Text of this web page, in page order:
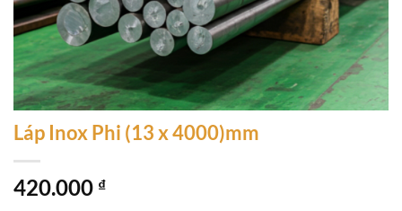
Láp Inox Phi (13 x 4000)mm
420.000 ₫